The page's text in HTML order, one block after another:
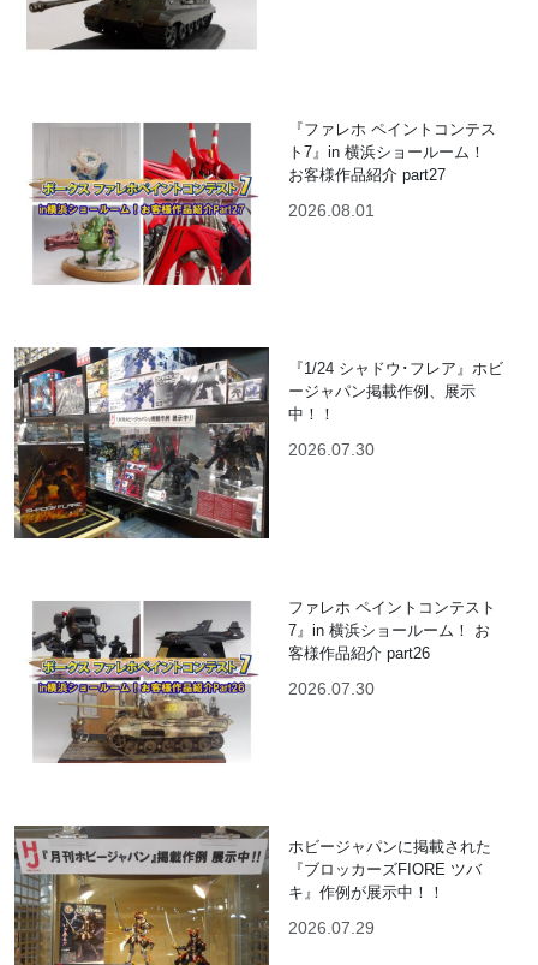
『ファレホ ペイントコンテス
ト7』in 横浜ショールーム！
お客様作品紹介 part27
2026.08.01
『1/24 シャドウ･フレア』ホビ
ージャパン掲載作例、展示
中！！
2026.07.30
ファレホ ペイントコンテスト
7』in 横浜ショールーム！ お
客様作品紹介 part26
2026.07.30
ホビージャパンに掲載された
『ブロッカーズFIORE ツバ
キ』作例が展示中！！
2026.07.29